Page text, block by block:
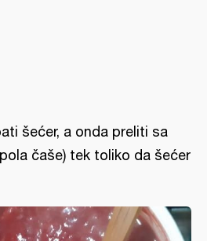
šećer, a onda preliti sa
čaše) tek toliko da šećer